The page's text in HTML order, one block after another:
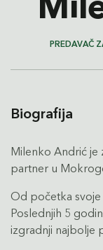
PREDAVAČ
Biografija
Milenko Andrić
partner u
Od početka
Poslednjih 5
izgradnji najbolje